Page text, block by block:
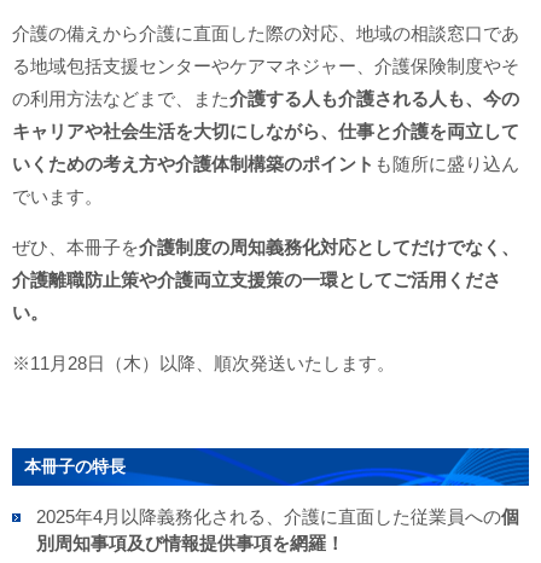
介護の備えから介護に直面した際の対応、地域の相談窓口であ
る地域包括支援センターやケアマネジャー、介護保険制度やそ
の利用方法などまで、また介護する人も介護される人も、今の
キャリアや社会生活を大切にしながら、仕事と介護を両立して
いくための考え方や介護体制構築のポイント も随所に盛り込ん
でいます。
ぜひ、本冊子を介護制度の周知義務化対応としてだけでなく、
介護離職防止策や介護両立支援策の一環としてご活用くださ
い。
※11月28日（木）以降、順次発送いたします。
本冊子の特長
2025年4月以降義務化される、介護に直面した従業員への個
別周知事項及び情報提供事項を網羅！